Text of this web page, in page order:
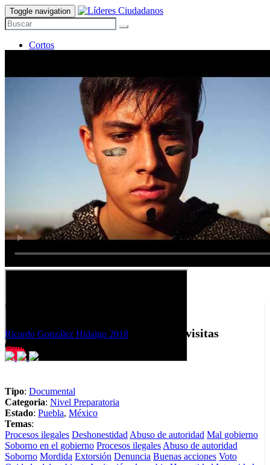
Toggle navigation
Cortos
Contacto
Un escudo, un destino
Ricardo González Hidalgo 2018 885 visitas
Compartir
Tipo: Documental
Categoria: Nivel Preparatoria
Estado: Puebla, México
Temas:
Procesos ilegales DeshonestidadAbuso de autoridad Mal gobierno
Soborno en el gobierno Procesos ilegalesAbuso de autoridad
Soborno Mordida Extorsión Denuncia Buenas acciones Voto